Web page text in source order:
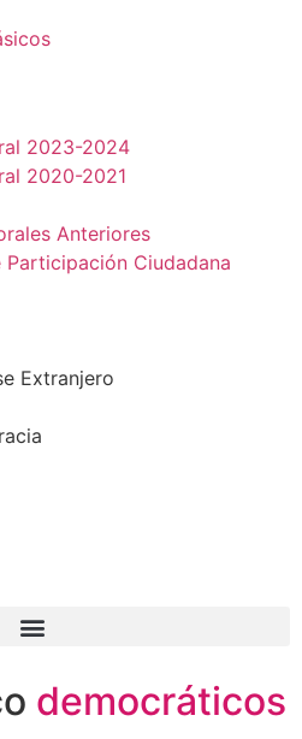
2023-2024
2020-2021
Anteriores
Participación Ciudadana
Extranjero
democráticos